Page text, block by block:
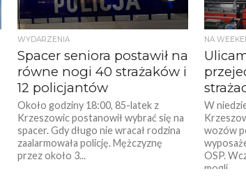
WYDARZENIA
Spacer seniora postawił na
równe nogi 40 strażaków i
12 policjantów
Około godziny 18:00, 85-latek z
Krzeszowic postanowił wybrać się na
spacer. Gdy długo nie wracał rodzina
zaalarmowała policję. Mężczyznę
przez około 3...
NA
W
wozów
OSP.
mogli...